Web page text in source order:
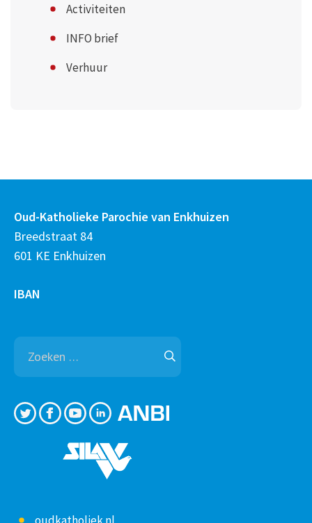
Activiteiten
INFO brief
Verhuur
Oud-Katholieke Parochie van Enkhuizen
Breedstraat 84
601 KE Enkhuizen
IBAN
Zoeken
naar: